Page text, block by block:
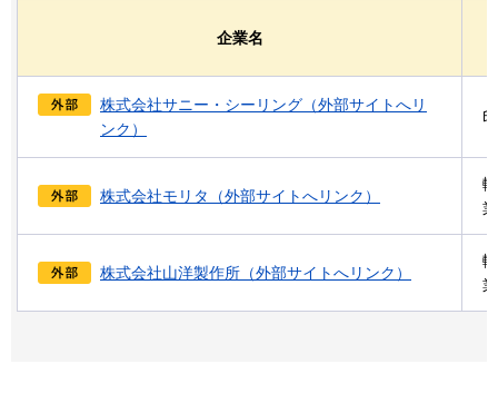
企業名
株式会社サニー・シーリング（外部サイトへリ
ンク）
株式会社モリタ（外部サイトへリンク）
業
株式会社山洋製作所（外部サイトへリンク）
業